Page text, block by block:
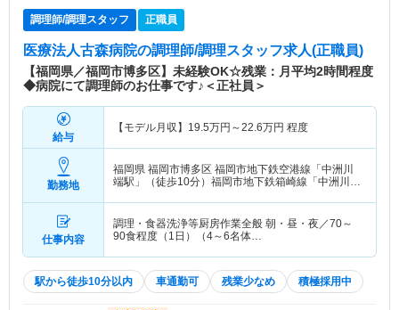
調理師/調理スタッフ 正職員
医療法人古森病院の調理師/調理スタッフ求人(正職員)
【福岡県／福岡市博多区】未経験OK☆残業：月平均2時間程度
◆病院にて調理師のお仕事です♪＜正社員＞
給与
【モデル月収】 19.5万円～22.6万円 程度
勤務地
福岡県 福岡市博多区 福岡市地下鉄空港線「中洲川
端駅」（徒歩10分）福岡市地下鉄箱崎線「中洲川端
仕事内容
調理・食器洗浄等厨房作業全般 朝・昼・夜／70～
90食程度（1日）（4～6名体…
駅から徒歩10分以内 車通勤可 残業少なめ 積極採用中